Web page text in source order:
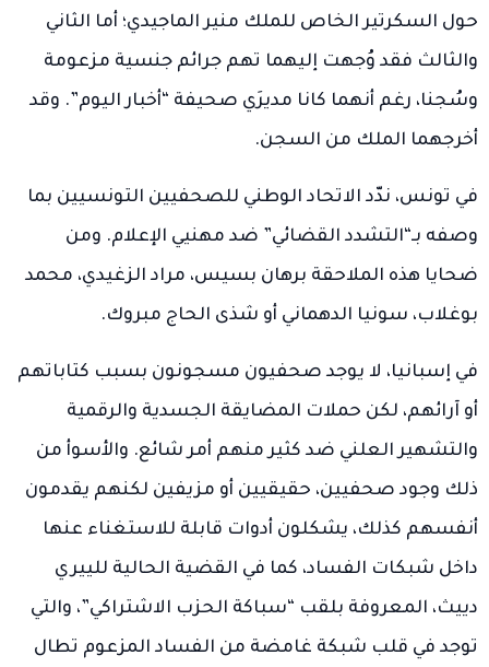
حول السكرتير الخاص للملك منير الماجيدي؛ أما الثاني
والثالث فقد وُجهت إليهما تهم جرائم جنسية مزعومة
وسُجنا، رغم أنهما كانا مديرَي صحيفة “أخبار اليوم”. وقد
أخرجهما الملك من السجن.
في تونس، ندّد الاتحاد الوطني للصحفيين التونسيين بما
وصفه بـ“التشدد القضائي” ضد مهنيي الإعلام. ومن
ضحايا هذه الملاحقة برهان بسيس، مراد الزغيدي، محمد
بوغلاب، سونيا الدهماني أو شذى الحاج مبروك.
في إسبانيا، لا يوجد صحفيون مسجونون بسبب كتاباتهم
أو آرائهم، لكن حملات المضايقة الجسدية والرقمية
والتشهير العلني ضد كثير منهم أمر شائع. والأسوأ من
ذلك وجود صحفيين، حقيقيين أو مزيفين لكنهم يقدمون
أنفسهم كذلك، يشكلون أدوات قابلة للاستغناء عنها
داخل شبكات الفساد، كما في القضية الحالية للييري
دييث، المعروفة بلقب “سباكة الحزب الاشتراكي”، والتي
توجد في قلب شبكة غامضة من الفساد المزعوم تطال